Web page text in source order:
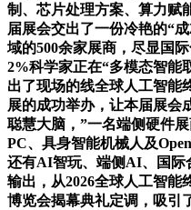
制、芯片处理方案、算力赋
届展会交出了一份冷艳的“
域的500余家展商，尽显国
2%科学家正在“多模态智能
出了现场的线全球人工智能
展的成功举办，让本届展会
聪慧大脑，”一名端侧硬件
PC、具身智能机械人及
还有AI智玩、端侧AI、国
输出，从2026全球人工智能
博览会揭幕典礼定调，吸引